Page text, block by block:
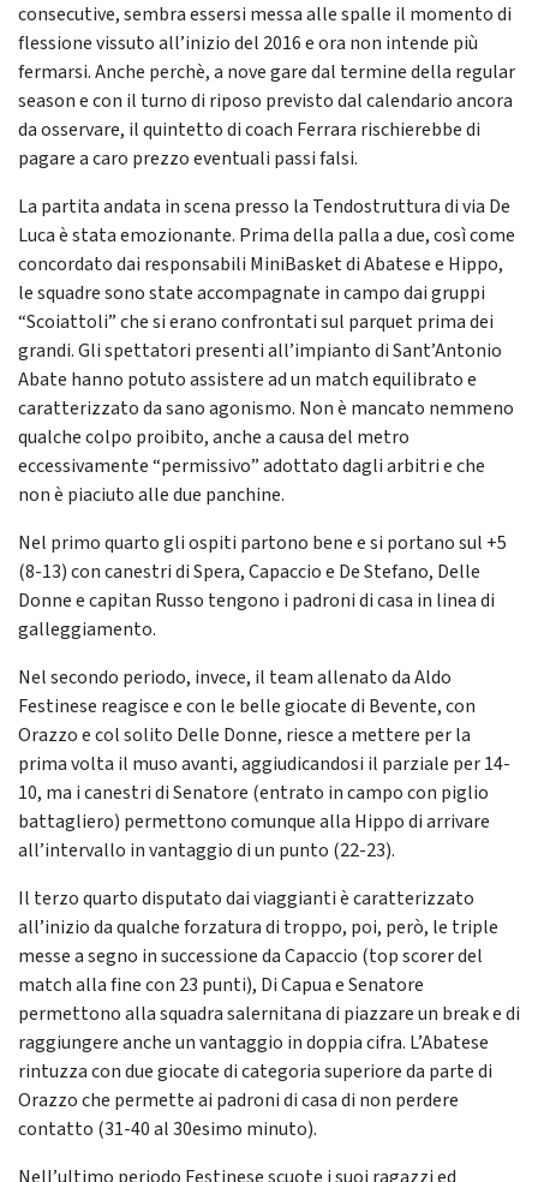
consecutive, sembra essersi messa alle spalle il momento di
flessione vissuto all’inizio del 2016 e ora non intende più
fermarsi. Anche perchè, a nove gare dal termine della regular
season e con il turno di riposo previsto dal calendario ancora
da osservare, il quintetto di coach Ferrara rischierebbe di
pagare a caro prezzo eventuali passi falsi.
La partita andata in scena presso la Tendostruttura di via De
Luca è stata emozionante. Prima della palla a due, così come
concordato dai responsabili MiniBasket di Abatese e Hippo,
le squadre sono state accompagnate in campo dai gruppi
“Scoiattoli” che si erano confrontati sul parquet prima dei
grandi. Gli spettatori presenti all’impianto di Sant’Antonio
Abate hanno potuto assistere ad un match equilibrato e
caratterizzato da sano agonismo. Non è mancato nemmeno
qualche colpo proibito, anche a causa del metro
eccessivamente “permissivo” adottato dagli arbitri e che
non è piaciuto alle due panchine.
Nel primo quarto gli ospiti partono bene e si portano sul +5
(8-13) con canestri di Spera, Capaccio e De Stefano, Delle
Donne e capitan Russo tengono i padroni di casa in linea di
galleggiamento.
Nel secondo periodo, invece, il team allenato da Aldo
Festinese reagisce e con le belle giocate di Bevente, con
Orazzo e col solito Delle Donne, riesce a mettere per la
prima volta il muso avanti, aggiudicandosi il parziale per 14-
10, ma i canestri di Senatore (entrato in campo con piglio
battagliero) permettono comunque alla Hippo di arrivare
all’intervallo in vantaggio di un punto (22-23).
Il terzo quarto disputato dai viaggianti è caratterizzato
all’inizio da qualche forzatura di troppo, poi, però, le triple
messe a segno in successione da Capaccio (top scorer del
match alla fine con 23 punti), Di Capua e Senatore
permettono alla squadra salernitana di piazzare un break e di
raggiungere anche un vantaggio in doppia cifra. L’Abatese
rintuzza con due giocate di categoria superiore da parte di
Orazzo che permette ai padroni di casa di non perdere
contatto (31-40 al 30esimo minuto).